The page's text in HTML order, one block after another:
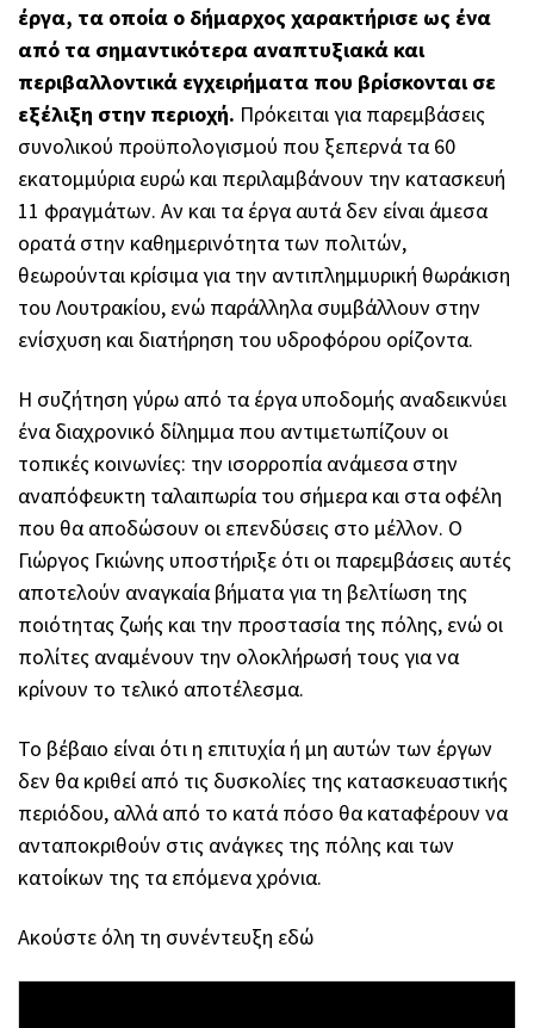
έργα, τα οποία ο δήμαρχος χαρακτήρισε ως ένα
από τα σημαντικότερα αναπτυξιακά και
περιβαλλοντικά εγχειρήματα που βρίσκονται σε
εξέλιξη στην περιοχή. Πρόκειται για παρεμβάσεις
συνολικού προϋπολογισμού που ξεπερνά τα 60
εκατομμύρια ευρώ και περιλαμβάνουν την κατασκευή
11 φραγμάτων. Αν και τα έργα αυτά δεν είναι άμεσα
ορατά στην καθημερινότητα των πολιτών,
θεωρούνται κρίσιμα για την αντιπλημμυρική θωράκιση
του Λουτρακίου, ενώ παράλληλα συμβάλλουν στην
ενίσχυση και διατήρηση του υδροφόρου ορίζοντα.
Η συζήτηση γύρω από τα έργα υποδομής αναδεικνύει
ένα διαχρονικό δίλημμα που αντιμετωπίζουν οι
τοπικές κοινωνίες: την ισορροπία ανάμεσα στην
αναπόφευκτη ταλαιπωρία του σήμερα και στα οφέλη
που θα αποδώσουν οι επενδύσεις στο μέλλον. Ο
Γιώργος Γκιώνης υποστήριξε ότι οι παρεμβάσεις αυτές
αποτελούν αναγκαία βήματα για τη βελτίωση της
ποιότητας ζωής και την προστασία της πόλης, ενώ οι
πολίτες αναμένουν την ολοκλήρωσή τους για να
κρίνουν το τελικό αποτέλεσμα.
Το βέβαιο είναι ότι η επιτυχία ή μη αυτών των έργων
δεν θα κριθεί από τις δυσκολίες της κατασκευαστικής
περιόδου, αλλά από το κατά πόσο θα καταφέρουν να
ανταποκριθούν στις ανάγκες της πόλης και των
κατοίκων της τα επόμενα χρόνια.
Ακούστε όλη τη συνέντευξη εδώ